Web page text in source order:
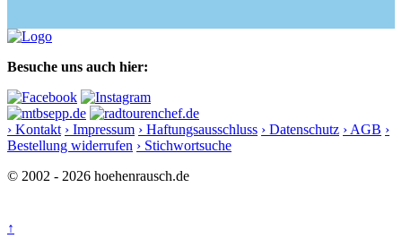
Besuche uns auch hier:
› Kontakt › Impressum › Haftungsausschluss › Datenschutz › AGB ›
Bestellung widerrufen › Stichwortsuche
© 2002 - 2026 hoehenrausch.de
↑